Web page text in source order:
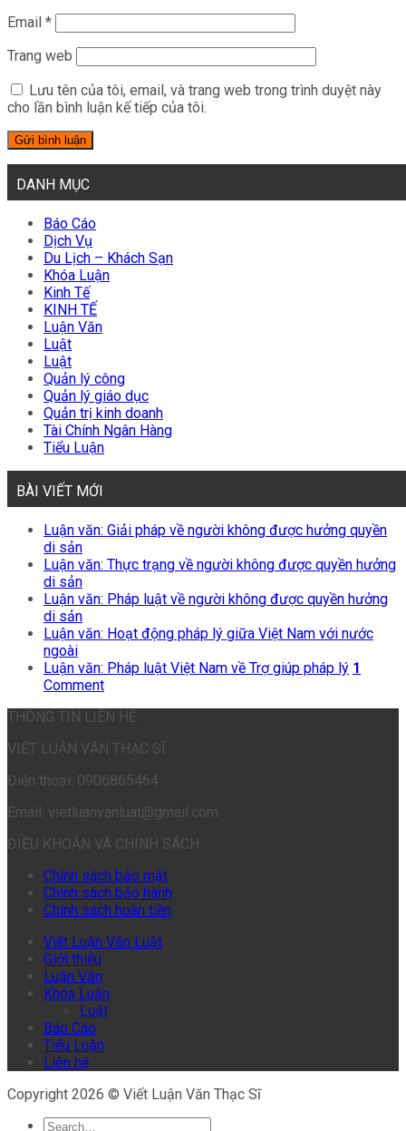
Email *
Trang web
Lưu tên của tôi, email, và trang web trong trình duyệt này
cho lần bình luận kế tiếp của tôi.
DANH MỤC
Báo Cáo
Dịch Vụ
Du Lịch – Khách Sạn
Khóa Luận
Kinh Tế
KINH TẾ
Luận Văn
Luật
Luật
Quản lý công
Quản lý giáo dục
Quản trị kinh doanh
Tài Chính Ngân Hàng
Tiểu Luận
BÀI VIẾT MỚI
Luận văn: Giải pháp về người không được hưởng quyền
di sản
Luận văn: Thực trạng về người không được quyền hưởng
di sản
Luận văn: Pháp luật về người không được quyền hưởng
di sản
Luận văn: Hoạt động pháp lý giữa Việt Nam với nước
ngoài
Luận văn: Pháp luật Việt Nam về Trợ giúp pháp lý 1
Comment
THÔNG TIN LIÊN HỆ
VIẾT LUẬN VĂN THẠC SĨ
Điện thoại: 0906865464
Email: vietluanvanluat@gmail.com
ĐIỀU KHOẢN VÀ CHÍNH SÁCH
Chính sách bảo mật
Chính sách bảo hành
Chính sách hoàn tiền
Viết Luận Văn Luật
Giới thiệu
Luận Văn
Khóa Luận
Luật
Báo Cáo
Tiểu Luận
Liên hệ
Copyright 2026 © Viết Luận Văn Thạc Sĩ